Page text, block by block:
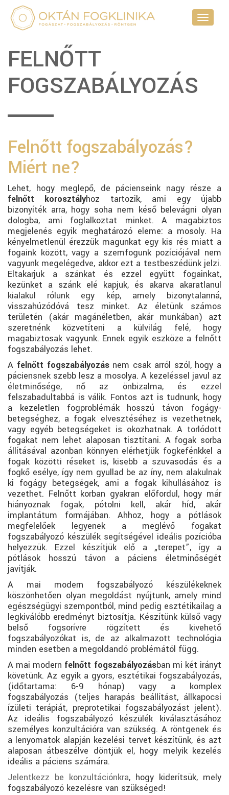
Toggle
FELNŐTT
FOGSZABÁLYOZÁS
Felnőtt fogszabályozás?
Miért ne?
Lehet, hogy meglepő, de pácienseink nagy része a
felnőtt korosztályhoz tartozik, ami egy újabb
bizonyíték arra, hogy soha nem késő belevágni olyan
dologba, ami foglalkoztat minket. A magabiztos
megjelenés egyik meghatározó eleme: a mosoly. Ha
kényelmetlenül érezzük magunkat egy kis rés miatt a
fogaink között, vagy a szemfogunk pozíciójával nem
vagyunk megelégedve, akkor ezt a testbeszédünk jelzi.
Eltakarjuk a szánkat és ezzel együtt fogainkat,
kezünket a szánk elé kapjuk, és akarva akaratlanul
kialakul rólunk egy kép, amely bizonytalanná,
visszahúzódóvá tesz minket. Az életünk számos
területén (akár magánéletben, akár munkában) azt
szeretnénk közvetíteni a külvilág felé, hogy
magabiztosak vagyunk. Ennek egyik eszköze a felnőtt
fogszabályozás lehet.
A felnőtt fogszabályozásnem csak arról szól, hogy a
páciensnek szebb lesz a mosolya. A kezeléssel javul az
életminősége, nő az önbizalma, és ezzel
felszabadultabbá is válik. Fontos azt is tudnunk, hogy
a kezeletlen fogproblémák hosszú távon fogágy-
betegséghez, a fogak elvesztéséhez is vezethetnek,
vagy egyéb betegségeket is okozhatnak. A torlódott
fogakat nem lehet alaposan tisztítani. A fogak sorba
állításával azonban könnyen elérhetjük fogkefénkkel a
fogak közötti réseket is, kisebb a szuvasodás és a
fogkő esélye, így nem gyullad be az íny, nem alakulnak
ki fogágy betegségek, ami a fogak kihullásához is
vezethet. Felnőtt korban gyakran előfordul, hogy már
hiányoznak fogak, pótolni kell, akár híd, akár
implantátum formájában. Ahhoz, hogy a pótlások
megfelelőek legyenek a meglévő fogakat
fogszabályozó készülék segítségével ideális pozícióba
helyezzük. Ezzel készítjük elő a „terepet”, így a
pótlások hosszú távon a páciens életminőségét
javítják.
A mai modern fogszabályozó készülékeknek
köszönhetően olyan megoldást nyújtunk, amely mind
egészségügyi szempontból, mind pedig esztétikailag a
legkiválóbb eredményt biztosítja. Készítünk külső vagy
belső fogsorívre rögzített és kivehető
fogszabályozókat is, de az alkalmazott technológia
minden esetben a megoldandó problémától függ.
A mai modern felnőtt fogszabályozásban mi két irányt
követünk. Az egyik a gyors, esztétikai fogszabályozás,
(időtartama: 6-9 hónap) vagy a komplex
fogszabályozás (teljes harapás beállítást, állkapocsi
ízületi terápiát, preprotetikai fogszabályozást jelent).
Az ideális fogszabályozó készülék kiválasztásához
személyes konzultációra van szükség. A röntgenek és
a lenyomatok alapján kezelési tervet készítünk, és azt
alaposan átbeszélve döntjük el, hogy melyik kezelés
ideális a páciens számára.
Jelentkezz be konzultációnkra, hogy kiderítsük, mely
fogszabályozó kezelésre van szükséged!